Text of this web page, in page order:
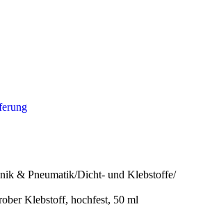
& Pneumatik/Dicht- und Klebstoffe/
Klebstoff, hochfest, 50 ml